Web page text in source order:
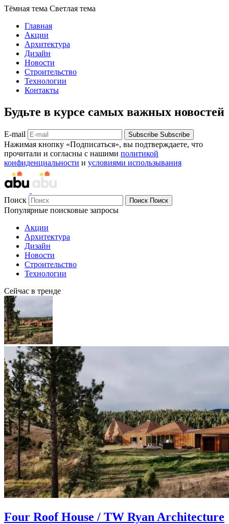
Тёмная тема Светлая тема
Главная
Акции
Архитектура
Дизайн
Новости
Строительство
Технологии
Контакты
Будьте в курсе самых важных новостей
E-mail Subscribe Subscribe
Нажимая кнопку «Подписаться», вы подтверждаете, что
прочитали и согласны с нашими политикой
конфиденциальности и условиями использывания
Поиск Поиск Поиск
Популярные поисковые запросы
Акции
Архитектура
Дизайн
Новости
Строительство
Технологии
Сейчас в тренде
Four Roof House / TW Ryan Architecture